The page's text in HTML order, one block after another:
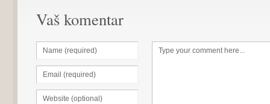
Vaš komentar